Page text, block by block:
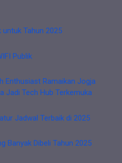
untuk Tahun 2025
Publik
Enthusiast Ramaikan Jogja
Jadi Tech Hub Terkemuka
Jadwal Terbaik di 2025
Banyak Dibeli Tahun 2025